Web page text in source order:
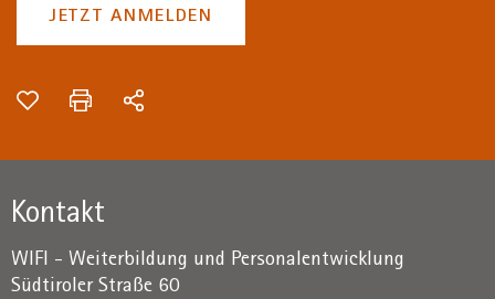
JETZT ANMELDEN
Kontakt
WIFI - Weiterbildung und Personalentwicklung
Südtiroler Straße 60